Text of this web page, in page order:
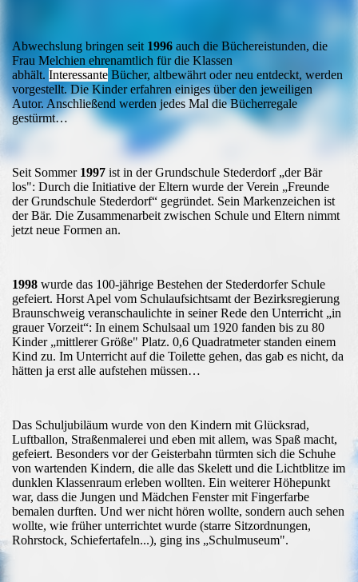
Abwechslung bringen seit 1996 auch die Büchereistunden, die
Frau Melchien ehrenamtlich für die Klassen
abhält. Interessante Bücher, altbewährt oder neu entdeckt, werden
vorgestellt. Die Kinder erfahren einiges über den jeweiligen
Autor. Anschließend werden jedes Mal die Bücherregale
gestürmt…
Seit Sommer 1997 ist in der Grundschule Stederdorf „der Bär
los": Durch die Initiative der Eltern wurde der Verein „Freunde
der Grundschule Stederdorf“ gegründet. Sein Markenzeichen ist
der Bär. Die Zusammenarbeit zwischen Schule und Eltern nimmt
jetzt neue Formen an.
1998 wurde das 100-jährige Bestehen der Stederdorfer Schule
gefeiert. Horst Apel vom Schulaufsichtsamt der Bezirksregierung
Braunschweig veranschaulichte in seiner Rede den Unterricht „in
grauer Vorzeit“: In einem Schulsaal um 1920 fanden bis zu 80
Kinder „mittlerer Größe" Platz. 0,6 Quadratmeter standen einem
Kind zu. Im Unterricht auf die Toilette gehen, das gab es nicht, da
hätten ja erst alle aufstehen müssen…
Das Schuljubiläum wurde von den Kindern mit Glücksrad,
Luftballon, Straßenmalerei und eben mit allem, was Spaß macht,
gefeiert. Besonders vor der Geisterbahn türmten sich die Schuhe
von wartenden Kindern, die alle das Skelett und die Lichtblitze im
dunklen Klassenraum erleben wollten. Ein weiterer Höhepunkt
war, dass die Jungen und Mädchen Fenster mit Fingerfarbe
bemalen durften. Und wer nicht hören wollte, sondern auch sehen
wollte, wie früher unterrichtet wurde (starre Sitzordnungen,
Rohrstock, Schiefertafeln...), ging ins „Schulmuseum".